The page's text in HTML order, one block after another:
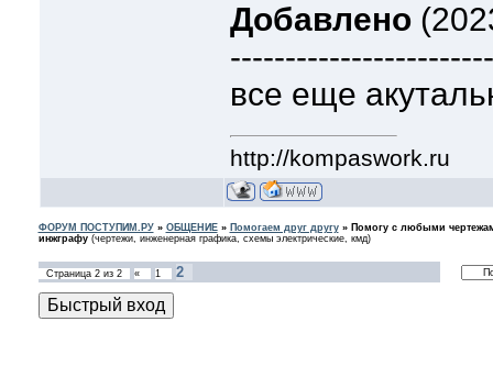
Добавлено
все еще
http://kompaswork.ru
ФОРУМ ПОСТУПИМ.РУ» ОБЩЕНИЕ» Помогаем друг другу» Помогу с любыми
инжграфу (чертежи, инженерная графика, схемы электрические, кмд)
Страница 2из 2 « 1 2